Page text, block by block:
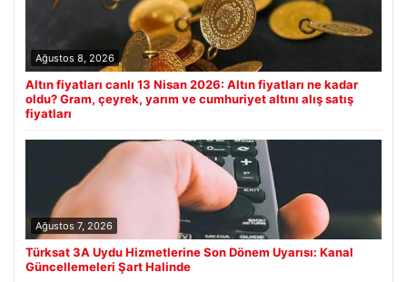
Ağustos 8, 2026
Altın fiyatları canlı 13 Nisan 2026: Altın fiyatları ne kadar
oldu? Gram, çeyrek, yarım ve cumhuriyet altını alış satış
fiyatları
Ağustos 7, 2026
Türksat 3A Uydu Hizmetlerine Son Dönem Uyarısı: Kanal
Güncellemeleri Şart Halinde